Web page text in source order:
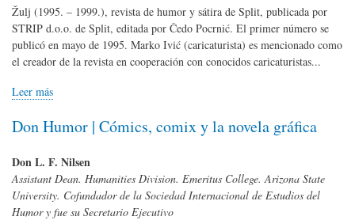
Žulj (1995. – 1999.), revista de humor y sátira de Split, publicada por
STRIP d.o.o. de Split, editada por Čedo Pocrnić. El primer número se
publicó en mayo de 1995. Marko Ivić (caricaturista) es mencionado como
el creador de la revista en cooperación con conocidos caricaturistas...
Leer más
Don Humor | Cómics, comix y la novela gráfica
Don L. F. Nilsen
Assistant Dean. Humanities Division. Emeritus College. Arizona State
University. Cofundador de la Sociedad Internacional de Estudios del
Humor y fue su Secretario Ejecutivo